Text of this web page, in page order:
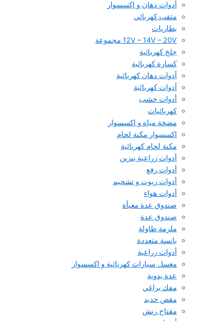
أدوات دهان و اكسسوار
مثقب كهربائي
بطاريات
12V – 14V – 20V مجموعة
جلخ كهربائية
كسارة كهربائية
أدوات دهان كهربائية
أدوات كهربائية
أدوات خشب
كهربائيات
مضخة مياه و اكسسوار
اكسسوار مكنة لحام
مكنة لحام كهربائية
أدوات زراعية بنزين
أدوات رفع
أدوات زيوت و تشحيم
أدوات هواء
صندوق عدة معبأة
صندوق عدة
ملزمة طاولة
بانسة متعددة
أدوات زراعية
مغسل سيارات كهربائية و اكسسوار
عدة يدوية
مفك براغي
مقص حديد
مفتاح رنش